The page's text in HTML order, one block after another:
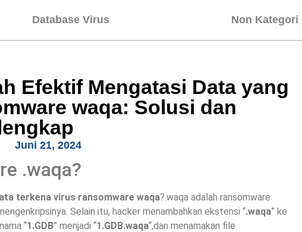
Database Virus Non Kategori
Efektif Mengatasi Data yang
waqa: Solusi dan
Juni 21, 2024
.waqa?
terkena virus ransomware waqa?.waqa adalah ransomware
Selain itu, hacker menambahkan ekstensi “.waqa” ke
“1.GDB” menjadi “1.GDB.waqa“,dan menamakan file